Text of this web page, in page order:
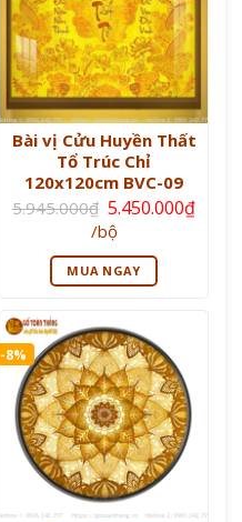
Bài vị Cửu Huyền Thất
Tổ Trúc Chỉ
120x120cm BVC-09
5.945.000₫ Giá
gốc
là:
5.945.000₫.
5.450.000₫
Giá
hiện
tại
là:
5.450.000₫.
/bộ
MUA NGAY
-8%